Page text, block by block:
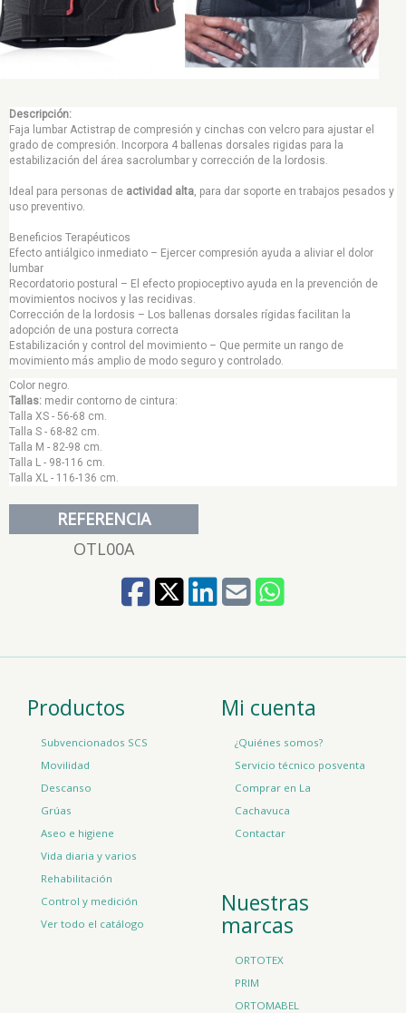
Descripción:
Faja lumbar Actistrap de compresión y cinchas con velcro para ajustar el
grado de compresión. Incorpora 4 ballenas dorsales rigidas para la
estabilización del área sacrolumbar y corrección de la lordosis.
Ideal para personas de actividad alta, para dar soporte en trabajos pesados y
uso preventivo.
Beneficios Terapéuticos
Efecto antiálgico inmediato – Ejercer compresión ayuda a aliviar el dolor
lumbar
Recordatorio postural – El efecto propioceptivo ayuda en la prevención de
movimientos nocivos y las recidivas.
Corrección de la lordosis – Los ballenas dorsales rígidas facilitan la
adopción de una postura correcta
Estabilización y control del movimiento – Que permite un rango de
movimiento más amplio de modo seguro y controlado.
Color negro.
Tallas: medir contorno de cintura:
Talla XS - 56-68 cm.
Talla S - 68-82 cm.
Talla M - 82-98 cm.
Talla L - 98-116 cm.
Talla XL - 116-136 cm.
REFERENCIA
OTL00A
Productos
Subvencionados SCS
Movilidad
Descanso
Grúas
Aseo e higiene
Vida diaria y varios
Rehabilitación
Control y medición
Ver todo el catálogo
Mi cuenta
¿Quiénes somos?
Servicio técnico posventa
Comprar en La
Cachavuca
Contactar
Nuestras
marcas
ORTOTEX
PRIM
ORTOMABEL